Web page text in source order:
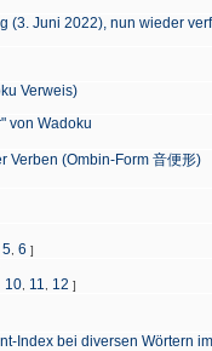
(3. Juni 2022), nun wieder
Verweis)
von Wadoku
Verben (Ombin-Form 音便形)
5 6 ]
10 11 12 ]
Index bei diversen Wörtern